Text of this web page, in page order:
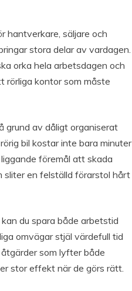
hantverkare, säljare och
stora delar av vardagen.
orka hela arbetsdagen och
rörliga kontor som måste
grund av dåligt organiserat
bil kostar inte bara minuter
föremål att skada
sliter en felställd förarstol hårt
du spara både arbetstid
omvägar stjäl värdefull tid
som lyfter både
stor effekt när de görs rätt.